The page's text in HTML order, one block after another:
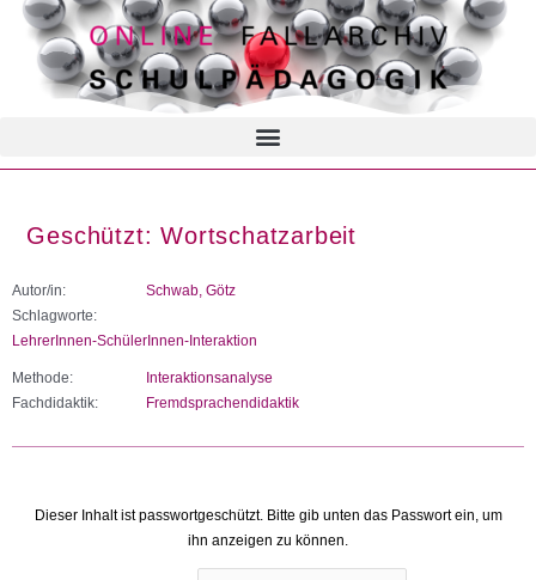
Geschützt: Wortschatzarbeit
Autor/in:
Schwab, Götz
Schlagworte:
LehrerInnen-SchülerInnen-Interaktion
Methode:
Interaktionsanalyse
Fachdidaktik:
Fremdsprachendidaktik
Dieser Inhalt ist passwortgeschützt. Bitte gib unten das Passwort ein, um
ihn anzeigen zu können.